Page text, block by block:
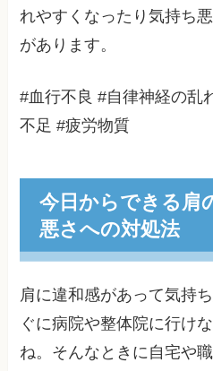
れやすくなったり気持ち
があります。
#血行不良 #自律神経の乱
不足 #疲労物質
今日からできる肩
悪さへの対処法
肩に違和感があって気持
ぐに病院や整体院に行け
ね。そんなときに自宅や